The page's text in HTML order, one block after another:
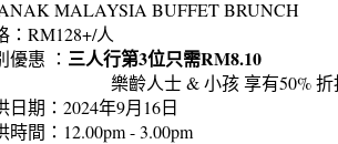
MALAYSIA BUFFET BRUNCH
：RM128+/人
優惠 ： 三人行第3位只需RM8.10
人士 & 小孩 享有50% 折
日期：2024年9月16日
時間：12.00pm - 3.00pm